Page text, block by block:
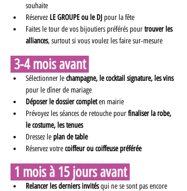
souhaite
Réservez LE GROUPE ou le DJ pour la fête
Faites le tour de vos bijoutiers préférés pour trouver les
alliances, surtout si vous voulez les faire sur-mesure
3-4 mois avant
Sélectionner le champagne, le cocktail signature, les vins
pour le dîner de mariage
Déposer le dossier complet en mairie
Prévoyez les séances de retouche pour finaliser la robe,
le costume, les tenues
Dressez le plan de table
Réservez votre coiffeur ou coiffeuse préférée
1 mois à 15 jours avant
Relancer les derniers invités qui ne se sont pas encore